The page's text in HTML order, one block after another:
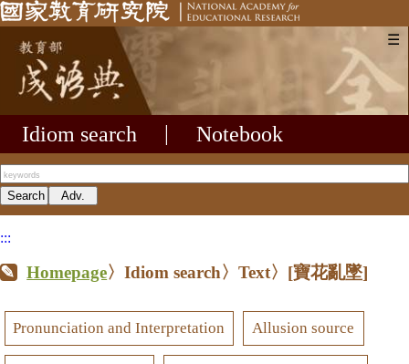
☰
Idiom search Notebook
:::
Homepage〉Idiom search〉Text〉 [寶花亂墜]
Pronunciation and Interpretation Allusion source